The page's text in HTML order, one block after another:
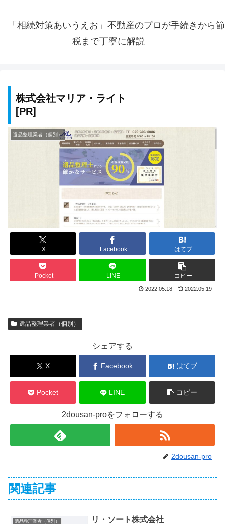
「相続対策あいうえお」不動産のプロが手続きから節
税まで丁寧に解説
株式会社マリア・ライト
遺品整理業者（個別）
X Facebook はてブ
Pocket LINE コピー
2022.05.18 2022.05.19
遺品整理業者（個別）
シェアする
X Facebook はてブ
Pocket LINE コピー
2dousan-proをフォローする
2dousan-pro
関連記事
遺品整理業者（個別） リ・ソート株式会社